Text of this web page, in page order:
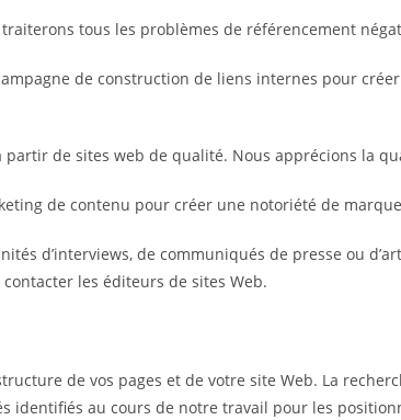
tous les problèmes de référencement
de construction de liens internes pour
partir de sites web de qualité. Nous apprécions la
de contenu pour créer une notoriété de
d’interviews, de communiqués de presse ou
les éditeurs de sites Web.
de vos pages et de votre site Web. La
identifiés au cours de notre travail pour les